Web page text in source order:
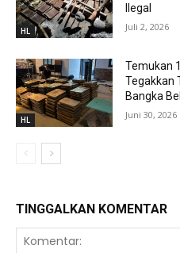
HL
Ilegal
Juli 2, 2026
HL
Temukan
Tegakkan
Bangka
Juni 30, 2026
TINGGALKAN KOMENTAR